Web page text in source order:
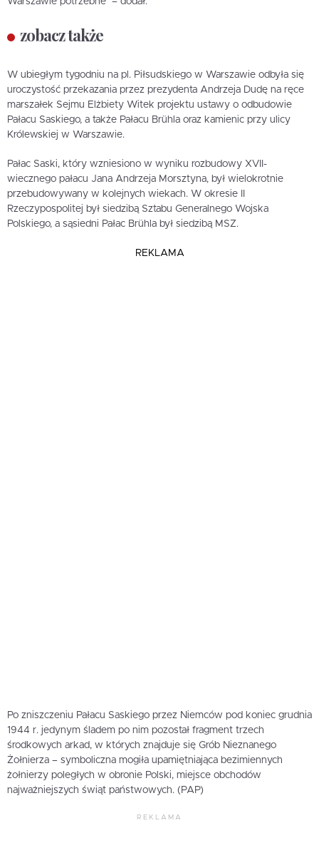
zobacz także
W ubiegłym tygodniu na pl. Piłsudskiego w Warszawie odbyła się
uroczystość przekazania przez prezydenta Andrzeja Dudę na ręce
marszałek Sejmu Elżbiety Witek projektu ustawy o odbudowie
Pałacu Saskiego, a także Pałacu Brühla oraz kamienic przy ulicy
Królewskiej w Warszawie.
Pałac Saski, który wzniesiono w wyniku rozbudowy XVII-
wiecznego pałacu Jana Andrzeja Morsztyna, był wielokrotnie
przebudowywany w kolejnych wiekach. W okresie II
Rzeczypospolitej był siedzibą Sztabu Generalnego Wojska
Polskiego, a sąsiedni Pałac Brühla był siedzibą MSZ.
REKLAMA
Po zniszczeniu Pałacu Saskiego przez Niemców pod koniec grudnia
1944 r. jedynym śladem po nim pozostał fragment trzech
środkowych arkad, w których znajduje się Grób Nieznanego
Żołnierza – symboliczna mogiła upamiętniająca bezimiennych
żołnierzy poległych w obronie Polski, miejsce obchodów
najważniejszych świąt państwowych. (PAP)
REKLAMA